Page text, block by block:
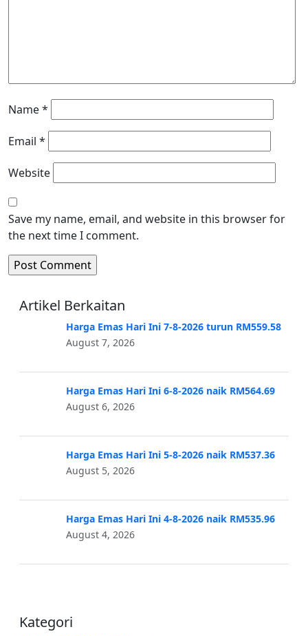
Name*
Email *
Website
Save my name, email, and website in this browser for
the next time I comment.
Artikel Berkaitan
Harga Emas Hari Ini 7-8-2026 turun RM559.58
August 7, 2026
Harga Emas Hari Ini 6-8-2026 naik RM564.69
August 6, 2026
Harga Emas Hari Ini 5-8-2026 naik RM537.36
August 5, 2026
Harga Emas Hari Ini 4-8-2026 naik RM535.96
August 4, 2026
Kategori